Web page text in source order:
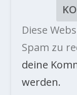
Diese
Spam zu
deine
werden.